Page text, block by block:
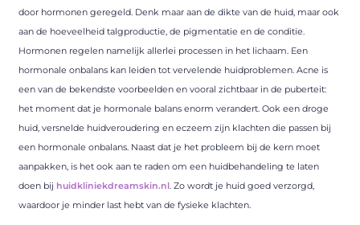
door hormonen geregeld. Denk maar aan de dikte van de huid, maar ook
aan de hoeveelheid talgproductie, de pigmentatie en de conditie.
Hormonen regelen namelijk allerlei processen in het lichaam. Een
hormonale onbalans kan leiden tot vervelende huidproblemen. Acne is
een van de bekendste voorbeelden en vooral zichtbaar in de puberteit:
het moment dat je hormonale balans enorm verandert. Ook een droge
huid, versnelde huidveroudering en eczeem zijn klachten die passen bij
een hormonale onbalans. Naast dat je het probleem bij de kern moet
aanpakken, is het ook aan te raden om een huidbehandeling te laten
doen bij huidkliniekdreamskin.nl. Zo wordt je huid goed verzorgd,
waardoor je minder last hebt van de fysieke klachten.